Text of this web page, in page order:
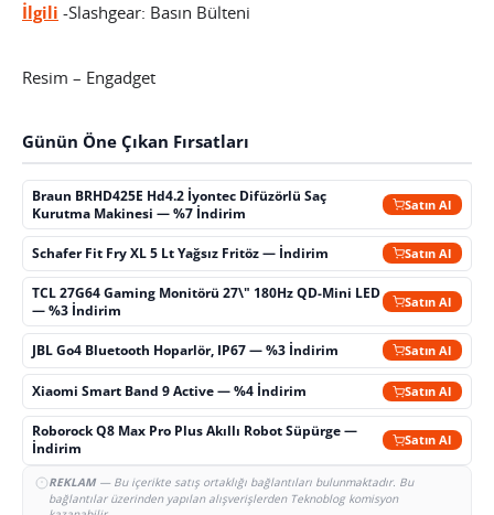
İlgili -Slashgear: Basın Bülteni
Resim – Engadget
Günün Öne Çıkan Fırsatları
Braun BRHD425E Hd4.2 İyontec Difüzörlü Saç
Kurutma Makinesi — %7 İndirim
Satın Al
Schafer Fit Fry XL 5 Lt Yağsız Fritöz — İndirim Satın Al
TCL 27G64 Gaming Monitörü 27\" 180Hz QD-Mini LED
— %3 İndirim
Satın Al
JBL Go4 Bluetooth Hoparlör, IP67 — %3 İndirim Satın Al
Xiaomi Smart Band 9 Active — %4 İndirim Satın Al
Roborock Q8 Max Pro Plus Akıllı Robot Süpürge —
İndirim
Satın Al
REKLAM— Bu içerikte satış ortaklığı bağlantıları bulunmaktadır. Bu
bağlantılar üzerinden yapılan alışverişlerden Teknoblog komisyon